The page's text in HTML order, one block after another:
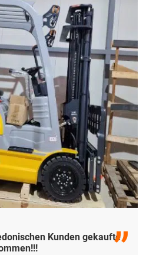
für unseren Betrieb in
auszug ...
Kunden gekaufte